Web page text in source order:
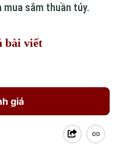
mua sắm thuần túy.
bài viết
giá